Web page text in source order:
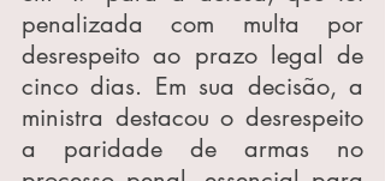
penalizada com multa por
desrespeito ao prazo legal de
cinco dias. Em sua decisão, a
ministra destacou o desrespeito
a paridade de armas no